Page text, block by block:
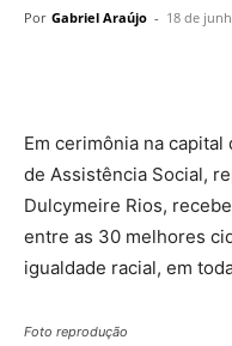
Por Gabriel Araújo - 18 de
Em cerimônia na
de Assistência Social,
Dulcymeire Rios,
entre as 30 melhores
igualdade racial, em
Foto reprodução